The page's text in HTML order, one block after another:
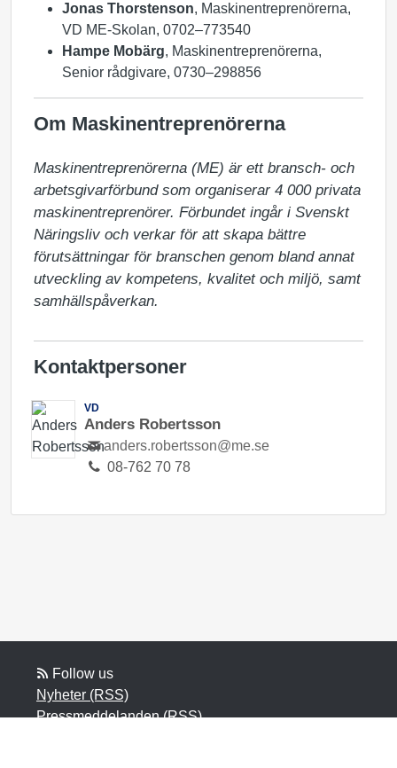
Jonas Thorstenson, Maskinentreprenörerna,
VD ME-Skolan, 0702–773540
Hampe Mobärg, Maskinentreprenörerna,
Senior rådgivare, 0730–298856
Om Maskinentreprenörerna
Maskinentreprenörerna (ME) är ett bransch- och
arbetsgivarförbund som organiserar 4 000 privata
maskinentreprenörer. Förbundet ingår i Svenskt
Näringsliv och verkar för att skapa bättre
förutsättningar för branschen genom bland annat
utveckling av kompetens, kvalitet och miljö, samt
samhällspåverkan.
Kontaktpersoner
VD
Anders Robertsson
anders.robertsson@me.se
08-762 70 78
Follow us
Nyheter (RSS)
Pressmeddelanden (RSS)